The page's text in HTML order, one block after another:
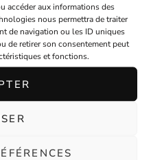
accéder aux informations des
nous permettra de traiter
de navigation ou les ID uniques
de retirer son consentement peut
et fonctions.